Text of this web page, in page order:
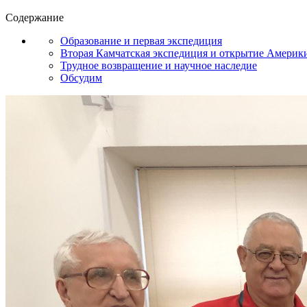
Содержание
Образование и первая экспедиция
Вторая Камчатская экспедиция и открытие
Трудное возвращение и научное наследие
Обсудим